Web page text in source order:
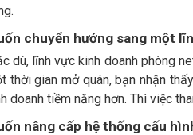
chuyển hướng sang một
dù, lĩnh vực kinh doanh phòng
thời gian mở quán, bạn nhận
doanh tiềm năng hơn. Thì việc
nâng cấp hệ thống cấu